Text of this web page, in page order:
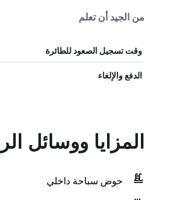
من الجيد أن تعلم
وقت تسجيل الصعود للطائرة
الدفع والإلغاء
المزايا ووسائل
حوض سباحة داخلي